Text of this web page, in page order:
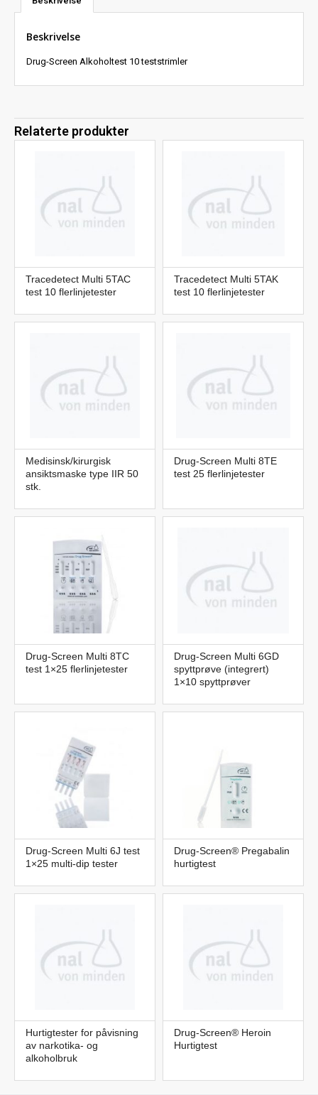
Beskrivelse
Drug-Screen Alkoholtest 10 teststrimler
Relaterte produkter
Tracedetect Multi 5TAC
test 10 flerlinjetester
Tracedetect Multi 5TAK
test 10 flerlinjetester
Medisinsk/kirurgisk
ansiktsmaske type IIR 50
stk.
Drug-Screen Multi 8TE
test 25 flerlinjetester
Drug-Screen Multi 8TC
test 1×25 flerlinjetester
Drug-Screen Multi 6GD
spyttprøve (integrert)
1×10 spyttprøver
Drug-Screen Multi 6J test
1×25 multi-dip tester
Drug-Screen® Pregabalin
hurtigtest
Hurtigtester for påvisning
av narkotika- og
alkoholbruk
Drug-Screen® Heroin
Hurtigtest